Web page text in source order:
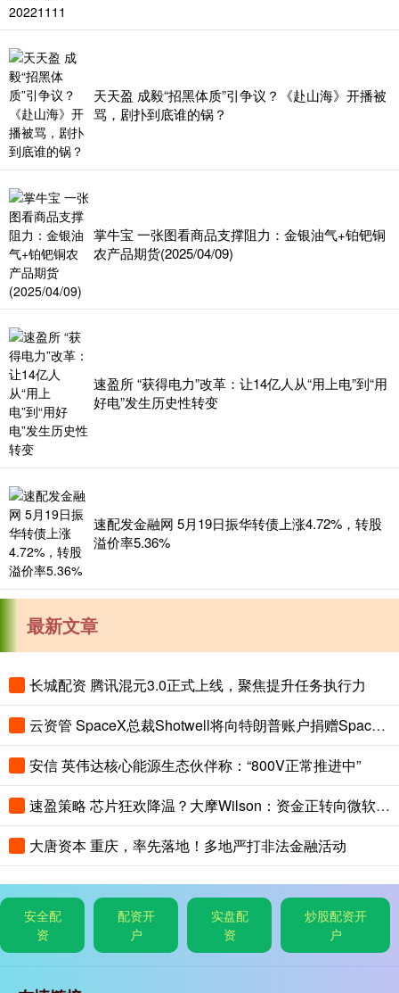
天天盈 成毅“招黑体质”引争议？《赴山海》开播被
骂，剧扑到底谁的锅？
掌牛宝 一张图看商品支撑阻力：金银油气+铂钯铜
农产品期货(2025/04/09)
速盈所 “获得电力”改革：让14亿人从“用上电”到“用
好电”发生历史性转变
速配发金融网 5月19日振华转债上涨4.72%，转股
溢价率5.36%
最新文章
长城配资 腾讯混元3.0正式上线，聚焦提升任务执行力
云资管 SpaceX总裁Shotwell将向特朗普账户捐赠SpaceX股票
安信 英伟达核心能源生态伙伴称：“800V正常推进中”
速盈策略 芯片狂欢降温？大摩Wilson：资金正转向微软、亚马逊等AI超算巨头
大唐资本 重庆，率先落地！多地严打非法金融活动
安全配
资
配资开
户
实盘配
资
炒股配资开
户